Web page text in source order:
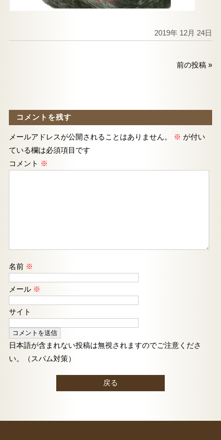
2019年 12月 24日
前の投稿 »
コメントを残す
メールアドレスが公開されることはありません。 ※ が付い
ている欄は必須項目です
コメント ※
名前 ※
メール ※
サイト
日本語が含まれない投稿は無視されますのでご注意くださ
い。（スパム対策）
戻る